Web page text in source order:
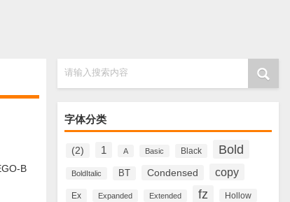
请输入搜索内容
字体分类
(2) 1 A Basic Black Bold
BoldItalic BT Condensed copy
Ex Expanded Extended fz Hollow
B